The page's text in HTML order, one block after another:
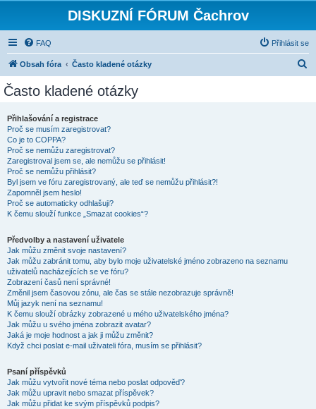
DISKUZNÍ FÓRUM Čachrov
FAQ Přihlásit se
Obsah fóra Často kladené otázky
Často kladené otázky
Přihlašování a registrace
Proč se musím zaregistrovat?
Co je to COPPA?
Proč se nemůžu zaregistrovat?
Zaregistroval jsem se, ale nemůžu se přihlásit!
Proč se nemůžu přihlásit?
Byl jsem ve fóru zaregistrovaný, ale teď se nemůžu přihlásit?!
Zapomněl jsem heslo!
Proč se automaticky odhlašuji?
K čemu slouží funkce „Smazat cookies“?
Předvolby a nastavení uživatele
Jak můžu změnit svoje nastavení?
Jak můžu zabránit tomu, aby bylo moje uživatelské jméno zobrazeno na seznamu
uživatelů nacházejících se ve fóru?
Zobrazení časů není správné!
Změnil jsem časovou zónu, ale čas se stále nezobrazuje správně!
Můj jazyk není na seznamu!
K čemu slouží obrázky zobrazené u mého uživatelského jména?
Jak můžu u svého jména zobrazit avatar?
Jaká je moje hodnost a jak ji můžu změnit?
Když chci poslat e-mail uživateli fóra, musím se přihlásit?
Psaní příspěvků
Jak můžu vytvořit nové téma nebo poslat odpověď?
Jak můžu upravit nebo smazat příspěvek?
Jak můžu přidat ke svým příspěvků podpis?